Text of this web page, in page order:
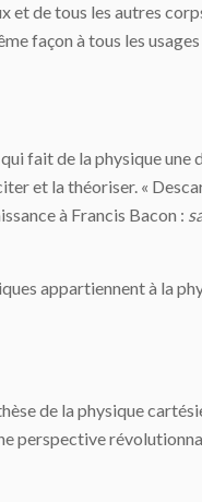
et de tous les autres
façon à tous les
fait de la physique une
et la théoriser. «
à Francis Bacon :
appartiennent à la
de la physique
perspective